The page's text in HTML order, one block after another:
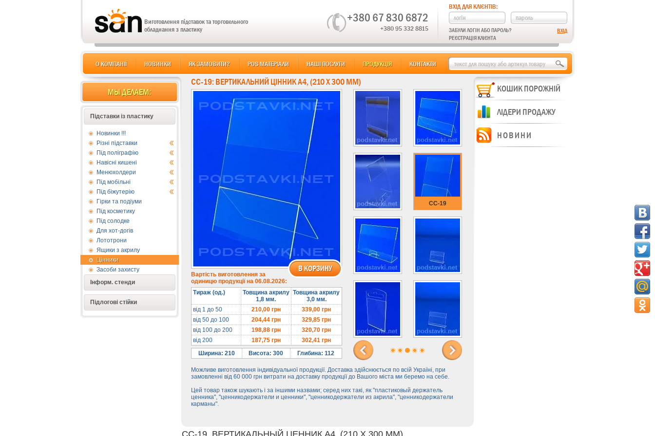
Виготовлення підставок та торговельного
обладнання з пластику
+380 67 830 6872
+380 95 332 8815
ВХІД ДЛЯ КЛІЄНТІВ:
ЗАБУЛИ ЛОГІН АБО ПАРОЛЬ?
РЕЄСТРАЦІЯ КЛІЄНТА
О КОМПАНІЇ НОВИНКИ ЯК ЗАМОВИТИ? POS МАТЕРІАЛИ НАШІ ПОСЛУГИ ПРОДУКЦІЯ КОНТАКТИ
МЫ ДЕЛАЕМ:
Підставки із пластику
Новинки !!!
Різні підставки
Під поліграфію
Навісні кишені
Менюхолдери
Під мобільні
Під біжутерію
Гірки та подіуми
Під косметику
Під солодке
Для хот-догів
Лототрони
Ящики з акрилу
Цінники
Засоби захисту
Інформ. стенди
Підлогові стійки
CC-19. ВЕРТИКАЛЬНЫЙ ЦЕННИК А4, (210 Х 300 ММ).
CC-19: ВЕРТИКАЛЬНИЙ ЦІННИК А4, (210 Х 300 ММ)
Вартість виготовлення за
одиницю продукції на 06.08.2026:
Тираж (од.)
Товщина акрилу
1,8 мм.
Товщина акрилу
3,0 мм.
від 1 до 50
210,00грн 339,00 грн
від 50 до 100
204,44грн 329,85 грн
від 100 до 200
198,88грн 320,70 грн
від 200
187,75грн 302,41 грн
Ширина: 210
Висота: 300 Глибина: 112
Можливе виготовлення індивідуальної продукції. Доставка здійснюється по всій Україні, при
замовленні від 60 000 грн витрати на доставку продукції до Вашого міста ми беремо на себе.
Цей товар також шукають і за іншими назвами; серед них такі, як "пластиковый держатель
ценника", "ценникодержатели и ценники", "ценникодержатели из акрила", "ценникодержатели
карманы".
CC-19
КОШИК ПОРОЖНІЙ
ЛІДЕРИ ПРОДАЖУ
НОВИНИ